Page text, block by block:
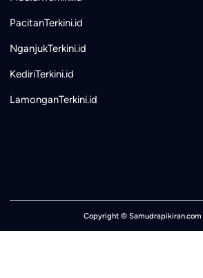
PacitanTerkini.id
NganjukTerkini.id
KediriTerkini.id
LamonganTerkini.id
Copyright © Samudrapikiran.com